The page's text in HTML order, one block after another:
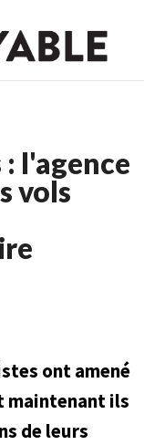
l'agence
vols
ont amené
maintenant ils
de leurs